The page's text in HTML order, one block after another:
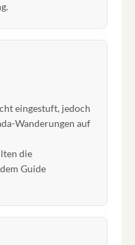
eingestuft, jedoch
Wanderungen auf
die
Guide